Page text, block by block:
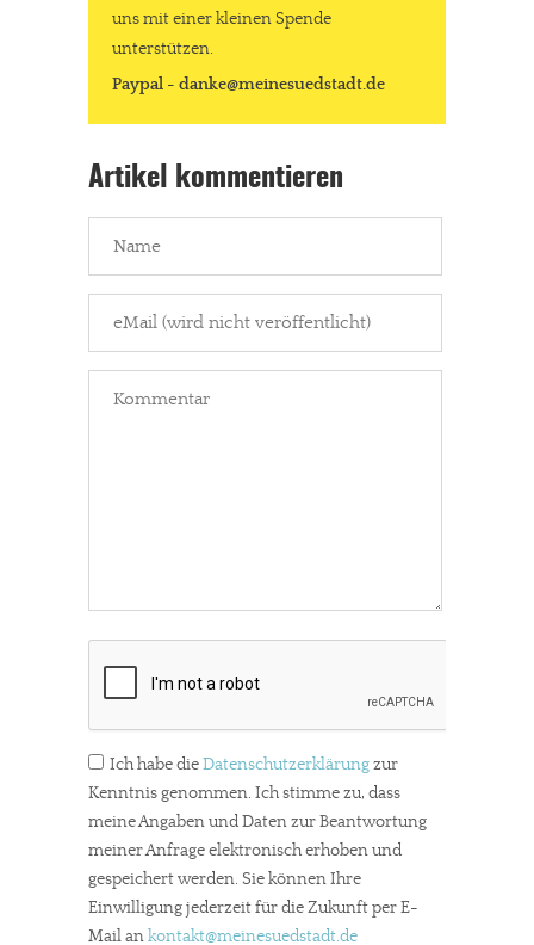
uns mit einer kleinen Spende
unterstützen.
Paypal - danke@meinesuedstadt.de
Artikel kommentieren
Ich habe dieDatenschutzerklärungzur
Kenntnis genommen. Ich stimme zu, dass
meine Angaben und Daten zur Beantwortung
meiner Anfrage elektronisch erhoben und
gespeichert werden. Sie können Ihre
Einwilligung jederzeit für die Zukunft per E-
Mail ankontakt@meinesuedstadt.de